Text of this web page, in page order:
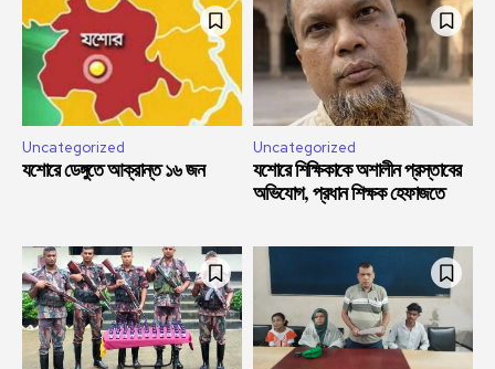
Uncategorized
যশোরে ডেঙ্গুতে আক্রান্ত ১৬ জন
Uncategorized
যশোরে শিক্ষিকাকে অশালীন প্রস্তাবের
অভিযোগ, প্রধান শিক্ষক হেফাজতে